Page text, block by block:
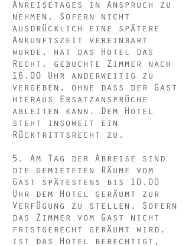
Anreisetages in Anspruch zu
nehmen. Sofern nicht
ausdrücklich eine spätere
Ankunftszeit vereinbart
wurde, hat das Hotel das
Recht, gebuchte Zimmer nach
16.00 Uhr anderweitig zu
vergeben, ohne dass der Gast
hieraus Ersatzansprüche
ableiten kann. Dem Hotel
steht insoweit ein
Rücktrittsrecht zu.
5. Am Tag der Abreise sind
die gemieteten Räume vom
Gast spätestens bis 10.00
Uhr dem Hotel geräumt zur
Verfügung zu stellen. Sofern
das Zimmer vom Gast nicht
fristgerecht geräumt wird,
ist das Hotel berechtigt,